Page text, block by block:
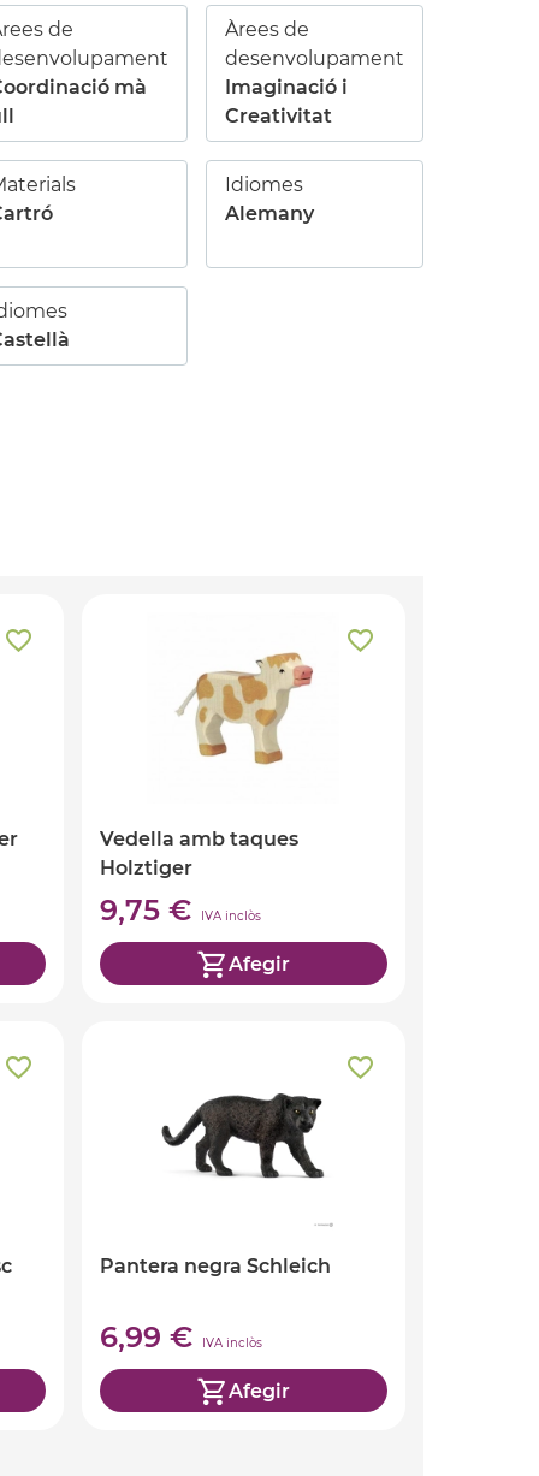
de
mà
Àrees de
desenvolupament
Imaginació i
Creativitat
Idiomes
Alemany
Vedella amb taques
Holztiger
9,75 € IVA inclòs
Afegir
Pantera negra Schleich
6,99 € IVA inclòs
Afegir